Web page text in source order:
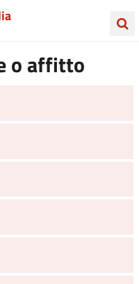
o affitto